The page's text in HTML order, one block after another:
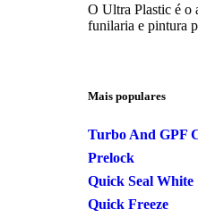
O Ultra Plastic é o
funilaria e pintura
Mais populares
Turbo And GPF
Prelock
Quick Seal White
Quick Freeze